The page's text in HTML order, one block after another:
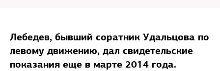
Лебедев, бывший соратник Удальцова по
левому движению, дал свидетельские
показания еще в марте 2014 года.